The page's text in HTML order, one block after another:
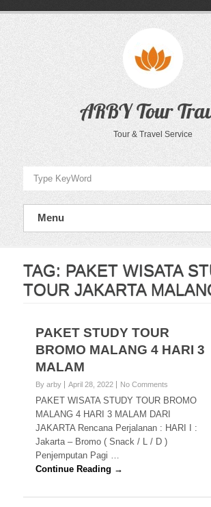
ARBY Tour
Tour & Travel Service
Menu
TAG: PAKET WISATA
TOUR JAKARTA
PAKET STUDY TOUR
BROMO MALANG 4 HARI 3
MALAM
By arby April 28, 2022 No Comments
PAKET WISATA STUDY TOUR BROMO
MALANG 4 HARI 3 MALAM DARI
JAKARTA Rencana Perjalanan : HARI I :
Jakarta – Bromo ( Snack / L / D )
Penjemputan Pagi …
Continue Reading →